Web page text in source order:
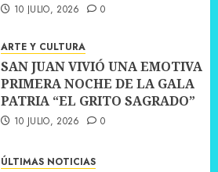
10 JULIO, 2026 0
ARTE Y CULTURA
SAN JUAN VIVIÓ UNA EMOTIVA
PRIMERA NOCHE DE LA GALA
PATRIA “EL GRITO SAGRADO”
10 JULIO, 2026 0
ÚLTIMAS NOTICIAS